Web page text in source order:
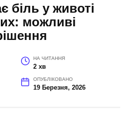
біль у животі
можливі
НА ЧИТАННЯ
2 хв
ОПУБЛІКОВАНО
19 Березня, 2026